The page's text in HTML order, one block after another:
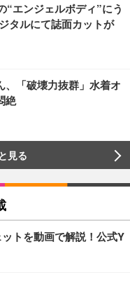
“エンジェルボディ”にう
タルにて誌面カットが
、「破壊力抜群」水着オ
絶
見る
トを動画で解説！公式Y